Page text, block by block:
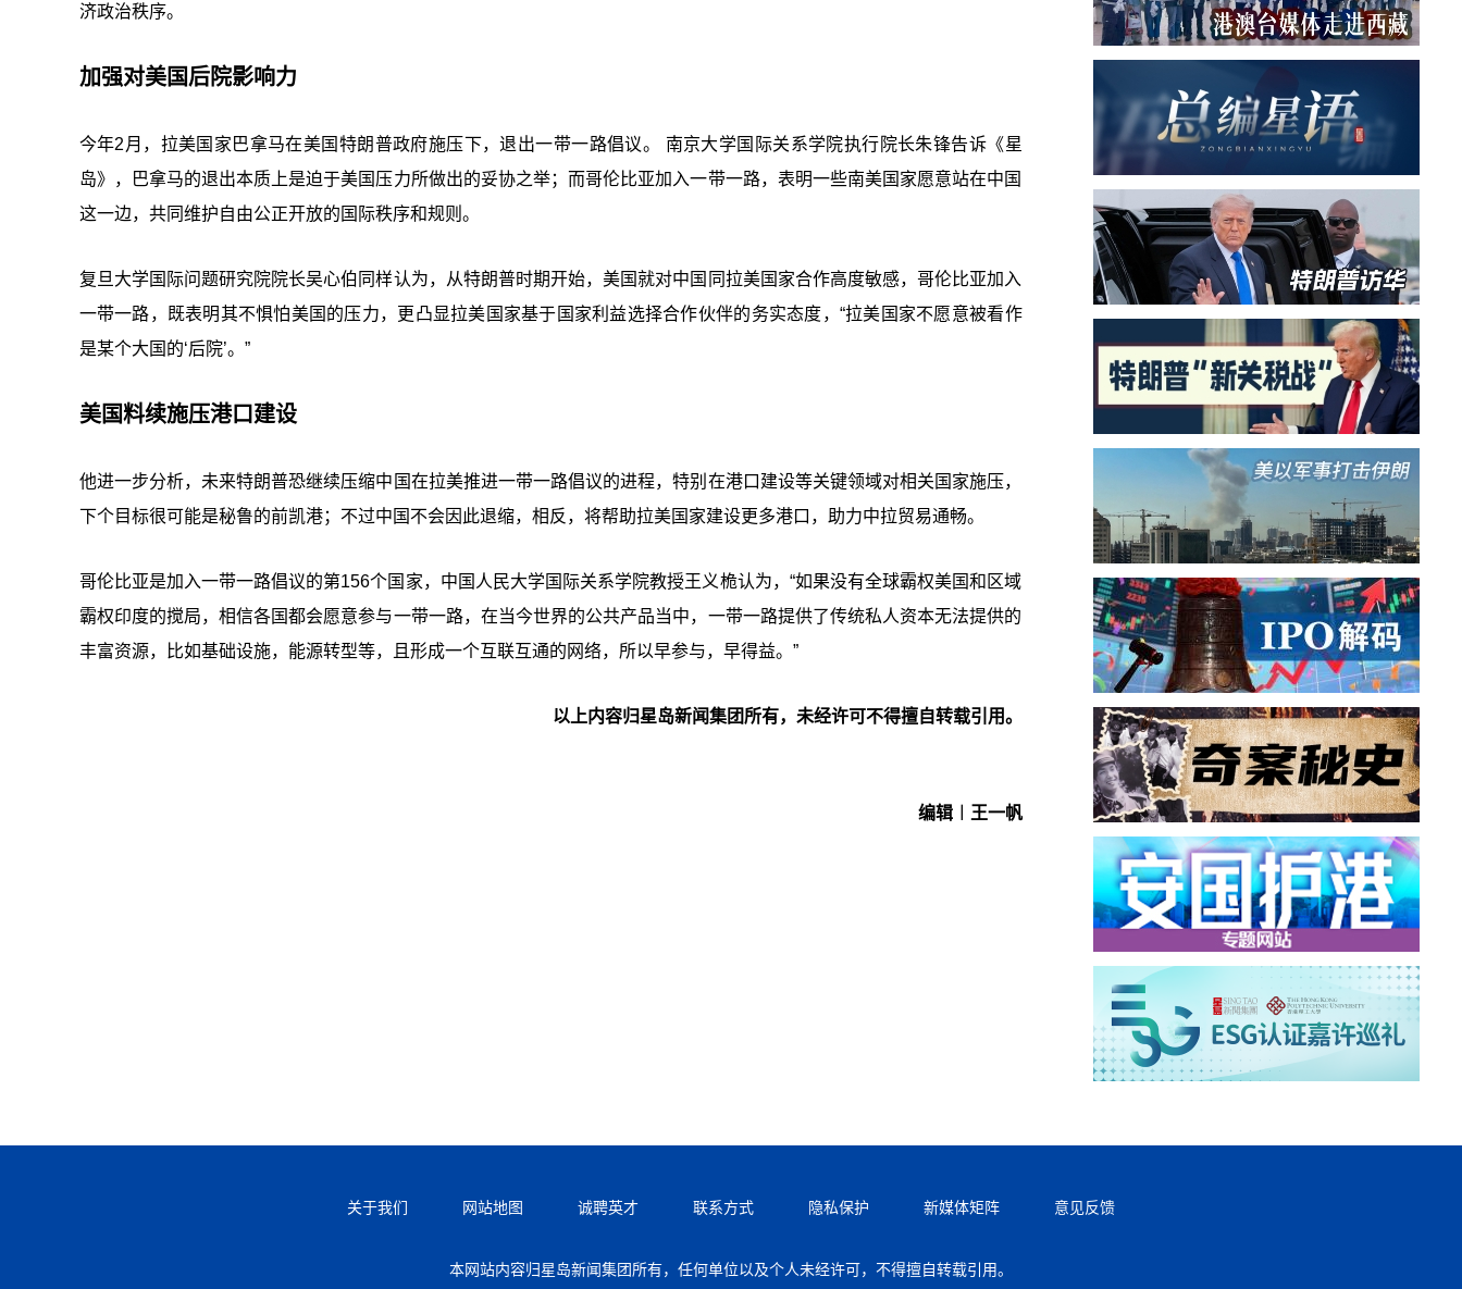
济政治秩序。
加强对美国后院影响力
今年2月，拉美国家巴拿马在美国特朗普政府施压下，退出一带一路倡议。 南京大学国际关系学院执行院长朱锋告诉《星
岛》，巴拿马的退出本质上是迫于美国压力所做出的妥协之举；而哥伦比亚加入一带一路，表明一些南美国家愿意站在中国
这一边，共同维护自由公正开放的国际秩序和规则。
复旦大学国际问题研究院院长吴心伯同样认为，从特朗普时期开始，美国就对中国同拉美国家合作高度敏感，哥伦比亚加入
一带一路，既表明其不惧怕美国的压力，更凸显拉美国家基于国家利益选择合作伙伴的务实态度，“拉美国家不愿意被看作
是某个大国的‘后院’。”
美国料续施压港口建设
他进一步分析，未来特朗普恐继续压缩中国在拉美推进一带一路倡议的进程，特别在港口建设等关键领域对相关国家施压，
下个目标很可能是秘鲁的前凯港；不过中国不会因此退缩，相反，将帮助拉美国家建设更多港口，助力中拉贸易通畅。
哥伦比亚是加入一带一路倡议的第156个国家，中国人民大学国际关系学院教授王义桅认为，“如果没有全球霸权美国和区域
霸权印度的搅局，相信各国都会愿意参与一带一路，在当今世界的公共产品当中，一带一路提供了传统私人资本无法提供的
丰富资源，比如基础设施，能源转型等，且形成一个互联互通的网络，所以早参与，早得益。”
以上内容归星岛新闻集团所有，未经许可不得擅自转载引用。
编辑︱王一帆
关于我们 网站地图 诚聘英才 联系方式 隐私保护 新媒体矩阵 意见反馈
本网站内容归星岛新闻集团所有，任何单位以及个人未经许可，不得擅自转载引用。